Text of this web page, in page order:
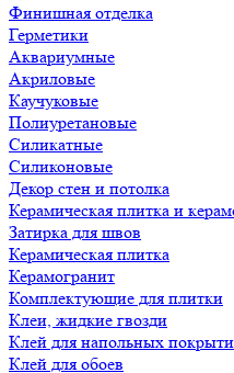
Финишная отделка
Герметики
Аквариумные
Акриловые
Каучуковые
Полиуретановые
Силикатные
Силиконовые
Декор стен и потолка
Керамическая плитка и
Затирка для швов
Керамическая плитка
Керамогранит
Комплектующие для плитки
Клеи, жидкие гвозди
Клей для напольных
Клей для обоев